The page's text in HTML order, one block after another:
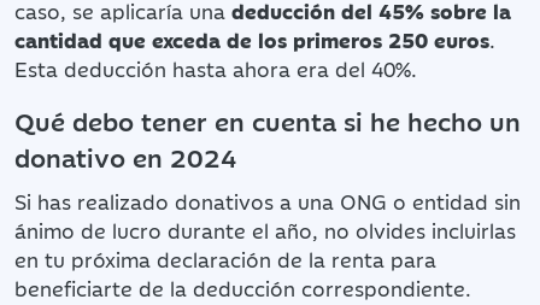
caso, se aplicaría una deducción del 45% sobre la
cantidad que exceda de los primeros 250 euros.
Esta deducción hasta ahora era del 40%.
Qué debo tener en cuenta si he hecho un
donativo en 2024
Si has realizado donativos a una ONG o entidad sin
ánimo de lucro durante el año, no olvides incluirlas
en tu próxima declaración de la renta para
beneﬁciarte de la deducción correspondiente.